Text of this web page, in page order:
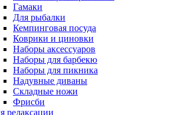
Гамаки
Для рыбалки
Кемпинговая посуда
Коврики и циновки
Наборы аксессуаров
Наборы для барбекю
Наборы для пикника
Надувные диваны
Складные ножи
Фрисби
релаксации